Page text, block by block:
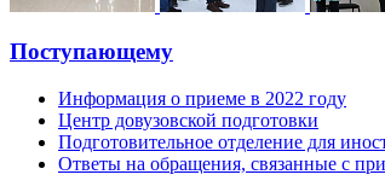
Поступающему
Информация о приеме в 2022 году
Центр довузовской подготовки
Подготовительное отделение для
Ответы на обращения, связанные с